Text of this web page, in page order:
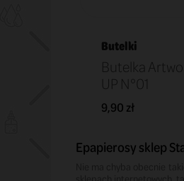
Butelki
Butelka
UP N°01
9,90 zł
Epapierosy sklep